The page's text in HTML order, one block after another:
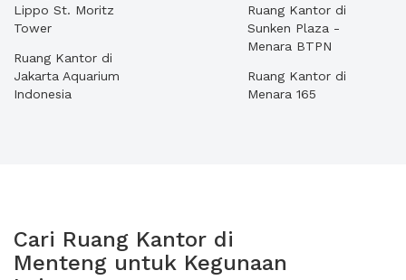
Lippo St. Moritz
Tower
Ruang Kantor di
Jakarta Aquarium
Indonesia
Ruang Kantor di
Sunken Plaza -
Menara BTPN
Ruang Kantor di
Menara 165
Cari Ruang Kantor di
Menteng untuk Kegunaan